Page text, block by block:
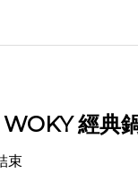
經典
束